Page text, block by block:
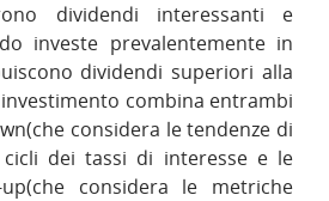
dividendi interessanti e
investe prevalentemente in
dividendi superiori alla
combina entrambi
considera le tendenze di
dei tassi di interesse e le
considera le metriche